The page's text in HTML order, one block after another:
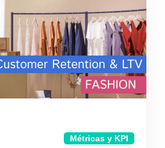
Métricas y KPI